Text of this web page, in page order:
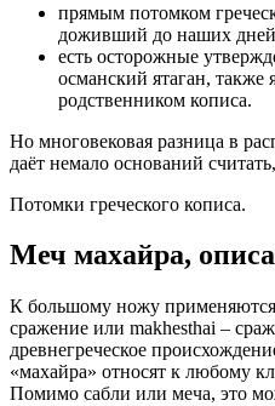
прямым потомком
доживший до наших дней
есть осторожные
османский ятаган, также
родственником кописа.
Но многовековая разница в
даёт немало оснований
Потомки греческого кописа.
Меч махайра,
К большому ножу
сражение или makhesthai –
древнегреческое
«махайра» относят к любому
Помимо сабли или меча, это